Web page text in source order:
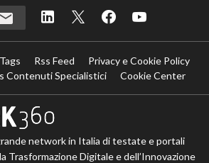
Tags Rss Feed
Privacy e Cookie Policy
Contenuti Specialistici
Cookie Center
network in Italia di testate e portali
Trasformazione Digitale e dell’Innovazione